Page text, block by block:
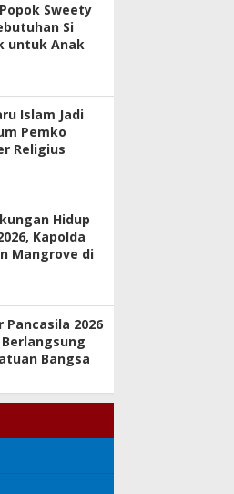
Sweety
Si
untuk Anak
Islam Jadi
Pemko
Religius
Hidup
Kapolda
Mangrove di
Pancasila 2026
Bangsa